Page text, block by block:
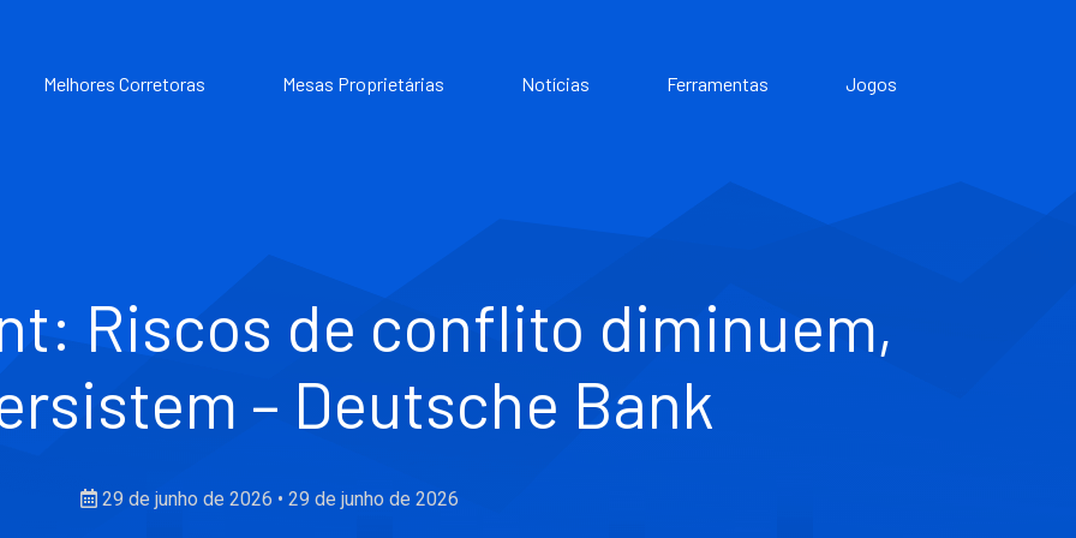
Melhores Corretoras Mesas Proprietárias Notícias Ferramentas Jogos
Riscos de conflito diminuem,
– Deutsche Bank
29 de junho de 2026 • 29 de junho de 2026